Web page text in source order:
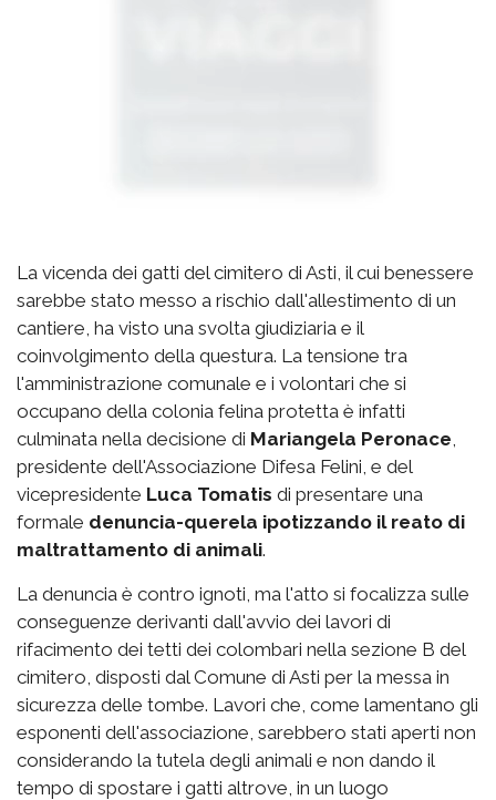
La vicenda dei gatti del cimitero di Asti, il cui benessere
sarebbe stato messo a rischio dall'allestimento di un
cantiere, ha visto una svolta giudiziaria e il
coinvolgimento della questura. La tensione tra
l'amministrazione comunale e i volontari che si
occupano della colonia felina protetta è infatti
culminata nella decisione di Mariangela Peronace
presidente dell'Associazione Difesa Felini, e del
vicepresidente Luca Tomatis di presentare una
formale denuncia-querela ipotizzando il reato di
maltrattamento di animali.
La denuncia è contro ignoti, ma l'atto si focalizza sulle
conseguenze derivanti dall'avvio dei lavori di
rifacimento dei tetti dei colombari nella sezione B del
cimitero, disposti dal Comune di Asti per la messa in
sicurezza delle tombe. Lavori che, come lamentano gli
esponenti dell'associazione, sarebbero stati aperti non
considerando la tutela degli animali e non dando il
tempo di spostare i gatti altrove, in un luogo